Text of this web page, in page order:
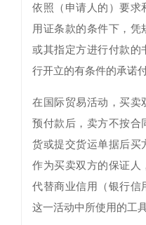
依照（申请人的）要求
用证条款的条件下，凭
或其指定方进行付款的
行开立的有条件的承诺
在国际贸易活动，买卖
预付款后，卖方不按合
货或提交货运单据后买
作为买卖双方的保证人
代替商业信用（银行信
这一活动中所使用的工